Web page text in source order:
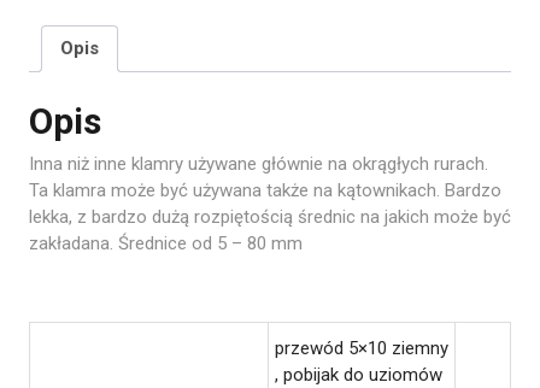
Opis
Opis
Inna niż inne klamry używane głównie na okrągłych rurach.
Ta klamra może być używana także na kątownikach. Bardzo
lekka, z bardzo dużą rozpiętością średnic na jakich może być
zakładana. Średnice od 5 – 80 mm
przewód 5×10 ziemny
, pobijak do uziomów